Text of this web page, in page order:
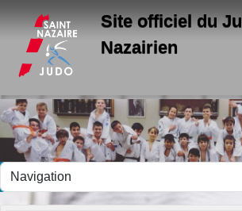
Site officiel du
Nazairien